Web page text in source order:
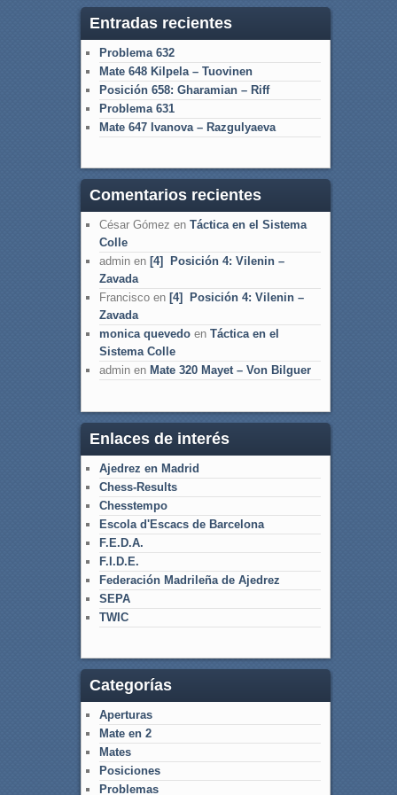
Entradas recientes
Problema 632
Mate 648 Kilpela – Tuovinen
Posición 658: Gharamian – Riff
Problema 631
Mate 647 Ivanova – Razgulyaeva
Comentarios recientes
César Gómez en Táctica en el Sistema
Colle
adminen [4] Posición 4: Vilenin –
Zavada
Franciscoen [4] Posición 4: Vilenin –
Zavada
monica quevedoen Táctica en el
Sistema Colle
adminen Mate 320 Mayet – Von Bilguer
Enlaces de interés
Ajedrez en Madrid
Chess-Results
Chesstempo
Escola d'Escacs de Barcelona
F.E.D.A.
F.I.D.E.
Federación Madrileña de Ajedrez
SEPA
TWIC
Categorías
Aperturas
Mate en 2
Mates
Posiciones
Problemas